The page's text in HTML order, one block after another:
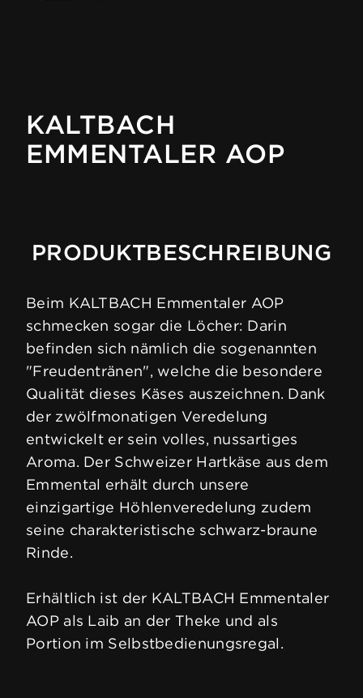
KALTBACH
EMMENTALER AOP
PRODUKTBESCHREIBUNG
Beim KALTBACH Emmentaler AOP
schmecken sogar die Löcher: Darin
befinden sich nämlich die sogenannten
"Freudentränen", welche die besondere
Qualität dieses Käses auszeichnen. Dank
der zwölfmonatigen Veredelung
entwickelt er sein volles, nussartiges
Aroma. Der Schweizer Hartkäse aus dem
Emmental erhält durch unsere
einzigartige Höhlenveredelung zudem
seine charakteristische schwarz-braune
Rinde.
Erhältlich ist der KALTBACH Emmentaler
AOP als Laib an der Theke und als
Portion im Selbstbedienungsregal.